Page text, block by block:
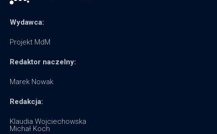
Wydawca:
Projekt MdM
Redaktor naczelny:
Marek Nowak
Redakcja:
Klaudia Wojciechowska
Michał Koch